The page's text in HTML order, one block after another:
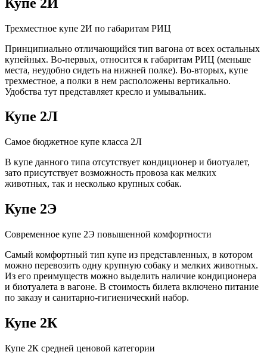
Трехместное купе 2И по габаритам РИЦ
Принципиально отличающийся тип вагона от всех остальных
купейных. Во-первых, относится к габаритам РИЦ (меньше
места, неудобно сидеть на нижней полке). Во-вторых, купе
трехместное, а полки в нем расположены вертикально.
Удобства тут представляет кресло и умывальник.
Купе 2Л
Самое бюджетное купе класса 2Л
В купе данного типа отсутствует кондиционер и биотуалет,
зато присутствует возможность провоза как мелких
животных, так и несколько крупных собак.
Купе 2Э
Современное купе 2Э повышенной комфортности
Самый комфортный тип купе из представленных, в котором
можно перевозить одну крупную собаку и мелких животных.
Из его преимуществ можно выделить наличие кондиционера
и биотуалета в вагоне. В стоимость билета включено питание
по заказу и санитарно-гигиенический набор.
Купе 2К
Купе 2К средней ценовой категории